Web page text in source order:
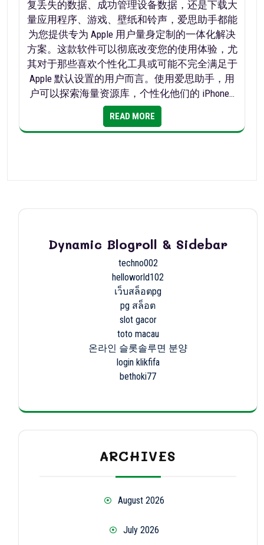
复丢失的数据、成功管理设备数据，还是下载大
量应用程序、游戏、壁纸和铃声，爱思助手都能
为您提供专为 Apple 用户量身定制的一体化解决
方案。这款软件可以彻底改变您的使用体验，尤
其对于那些喜欢个性化工具或可能不完全满足于
Apple 默认设置的用户而言。使用爱思助手，用
户可以探索海量资源库，个性化他们的 iPhone…
READ MORE
Dynamic Blogroll & Sidebar
techno002
helloworld102
เว็บสล็อตpg
pg สล็อต
slot gacor
toto macau
온라인 슬롯솔루면 분양
login klikfifa
bethoki77
ARCHIVES
August 2026
July 2026